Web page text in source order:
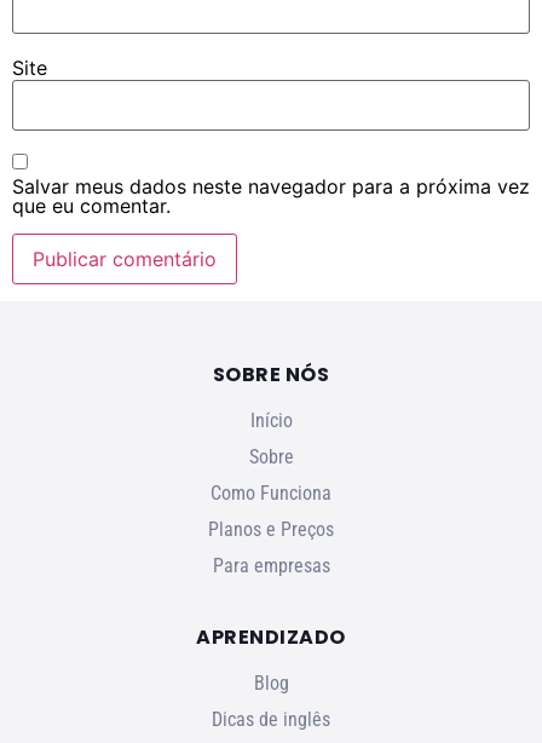
Site
Salvar meus dados neste navegador para a próxima vez
que eu comentar.
SOBRE NÓS
Início
Sobre
Como Funciona
Planos e Preços
Para empresas
APRENDIZADO
Blog
Dicas de inglês